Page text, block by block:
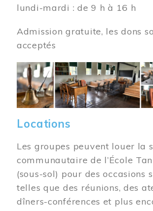
lundi-mardi : de 9 h à 16 h
Admission gratuite, les dons
acceptés
Image
Locations
Les groupes peuvent louer la
communautaire de l’École
(sous-sol) pour des occasions
telles que des réunions, des
dîners-conférences et plus